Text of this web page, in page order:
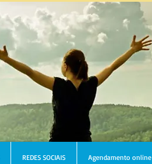
REDES SOCIAIS Agendamento online